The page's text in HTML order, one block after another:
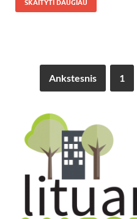
SKAITYTI DAUGIAU
Ankstesnis 1